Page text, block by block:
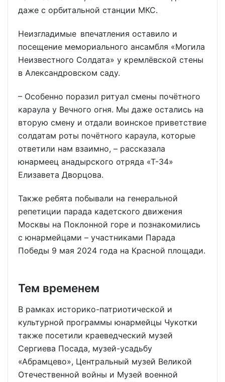
даже с орбитальной станции МКС.
Неизгладимые впечатления оставило и
посещение мемориального ансамбля «Могила
Неизвестного Солдата» у кремлёвской стены
в Александровском саду.
– Особенно поразил ритуал смены почётного
караула у Вечного огня. Мы даже остались на
вторую смену и отдали воинское приветствие
солдатам роты почётного караула, которые
ответили нам взаимно, – рассказала
юнармеец анадырского отряда «Т-34»
Елизавета Дворцова.
Также ребята побывали на генеральной
репетиции парада кадетского движения
Москвы на Поклонной горе и познакомились
с юнармейцами – участниками Парада
Победы 9 мая 2024 года на Красной площади.
Тем временем
В рамках историко-патриотической и
культурной программы юнармейцы Чукотки
также посетили краеведческий музей
Сергиева Посада, музей-усадьбу
«Абрамцево», Центральный музей Великой
Отечественной войны и Музей военной